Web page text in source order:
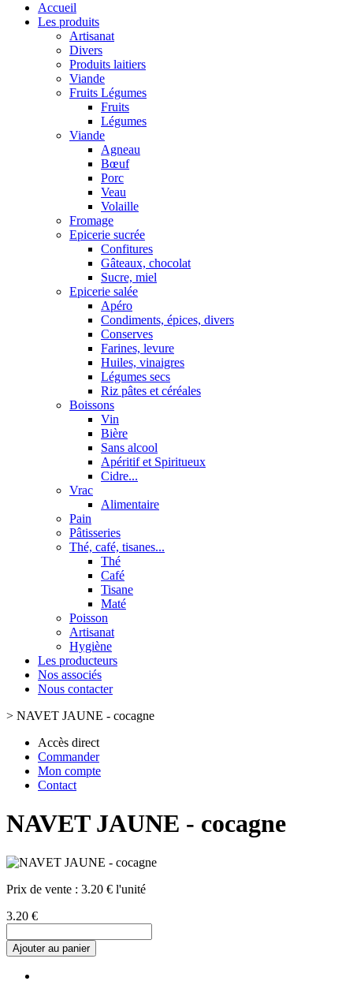
Accueil
Les produits
Artisanat
Divers
Produits laitiers
Viande
Fruits Légumes
Fruits
Légumes
Viande
Agneau
Bœuf
Porc
Veau
Volaille
Fromage
Epicerie sucrée
Confitures
Gâteaux, chocolat
Sucre, miel
Epicerie salée
Apéro
Condiments, épices, divers
Conserves
Farines, levure
Huiles, vinaigres
Légumes secs
Riz pâtes et céréales
Boissons
Vin
Bière
Sans alcool
Apéritif et Spiritueux
Cidre...
Vrac
Alimentaire
Pain
Pâtisseries
Thé, café, tisanes...
Thé
Café
Tisane
Maté
Poisson
Artisanat
Hygiène
Les producteurs
Nos associés
Nous contacter
> NAVET JAUNE - cocagne
Accès direct
Commander
Mon compte
Contact
NAVET JAUNE - cocagne
Prix de vente : 3.20 € l'unité
3.20 €
Ajouter au panier